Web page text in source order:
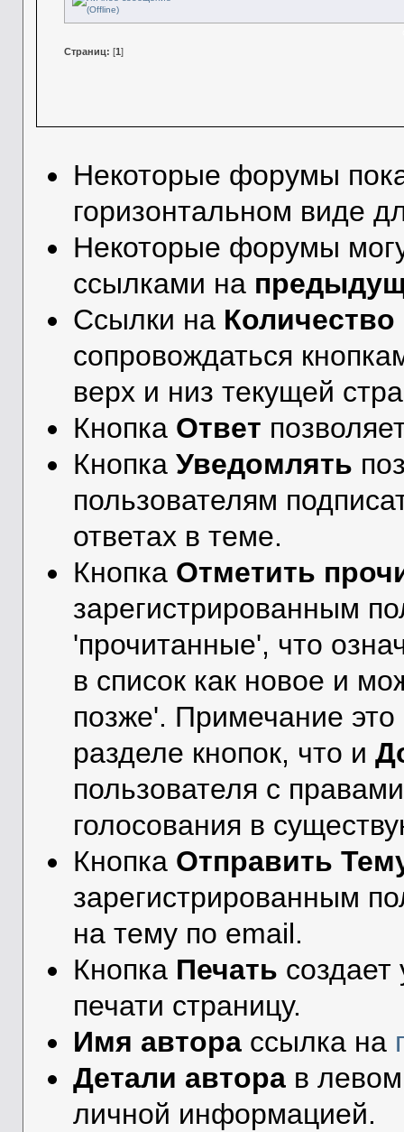
Страниц: [1]
Некоторые форумы
горизонтальном виде
Некоторые форумы
ссылками на
Ссылки на Количество
сопровождаться
верх и низ текущей
Кнопка Ответ
КнопкаУведомлять
пользователям
ответах в теме.
Кнопка Отметить
зарегистрированным
'прочитанные', что
в список как новое и
позже'. Примечание
разделе кнопок, что и
пользователя с
голосования в
Кнопка Отправить
зарегистрированным
на тему по email.
Кнопка Печать
печати страницу.
Имя автора ссылка на
Детали автора в
личной информацией.